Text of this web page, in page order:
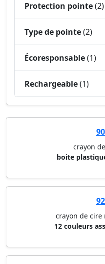
Protection pointe(2)
Type de pointe(2)
Écoresponsable(1)
Rechargeable(1)
crayon
boite
crayon de
12 couleurs